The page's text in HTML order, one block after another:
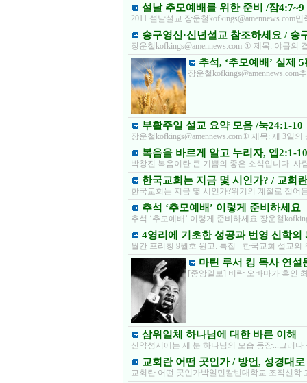
설날 추모예배를 위한 준비 /잠4:7~9
2011 설날설교 장운철kofkings@amennews.com
송구영신·신년설교 참조하세요 / 송
장운철kofkings@amennews.com ① 제목: 야곱의
추석, ‘추모예배’ 실제
장운철
부활주일 설교 요약 모음 /눅24:1-10
장운철kofkings@amennews.com① 제목: 제 3일
복음을 바르게 알고 누리자, 엡2:1-
박창진 복음이란 큰 기쁨의 좋은 소식입니다.
한국교회는 지금 몇 시인가? / 교회
한국교회는 지금 몇 시인가?위기의 계절로 접어
추석 ‘추모예배’ 이렇게 준비하세요
추석 ‘추모예배’ 이렇게 준비하세요 장운철
4영리에 기초한 성공과 번영 신학의
월간 프리칭 9월호 원고: 특집 - 한국교회 설교
마틴 루서 킹 목사 연설
[중앙일보] 버락 오바마가 흑인
삼위일체 하나님에 대한 바른 이해
신약성서에는 세 분 하나님의 모습 등장...그러
교회란 어떤 곳인가 / 방언, 성경대
교회란 어떤 곳인가박일민칼빈대학교 조직신학